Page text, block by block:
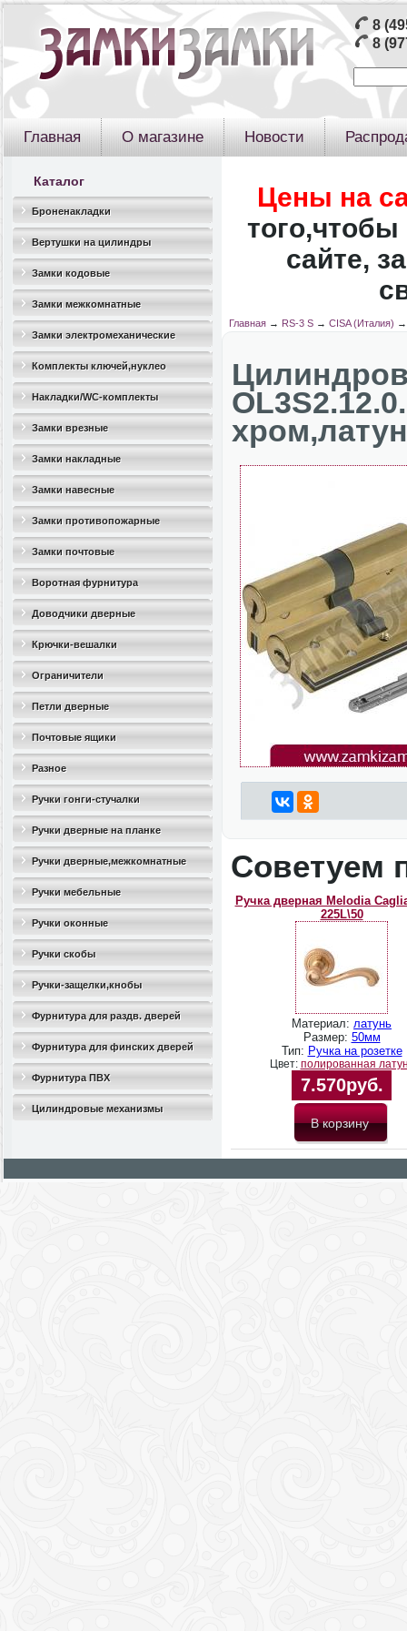
8
8
Главная О магазине Новости
Каталог
Броненакладки
Вертушки на цилиндры
Замки кодовые
Замки межкомнатные
Замки электромеханические
Комплекты ключей,нуклео
Накладки/WC-комплекты
Замки врезные
Замки накладные
Замки навесные
Замки противопожарные
Замки почтовые
Воротная фурнитура
Доводчики дверные
Крючки-вешалки
Ограничители
дверные(стопоры)
Петли дверные
Почтовые ящики
Разное
Ручки гонги-стучалки
Ручки дверные на планке
Ручки дверные,межкомнатные
Ручки мебельные
Ручки оконные
Ручки скобы
Ручки-защелки,кнобы
Фурнитура для раздв. дверей
Фурнитура для финских дверей
Фурнитура ПВХ
Цилиндровые механизмы
Цены на
того,чтобы
сайте,
Главная→ RS-3 S→ CISA (Италия)
Советуем
Ручка дверная Melodia
225L\50
Материал: латунь
Размер: 50мм
Тип: Ручка на розетке
Цвет: полированная
7.570руб.